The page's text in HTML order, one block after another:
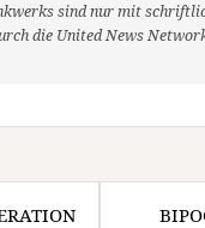
sind nur mit
die United News